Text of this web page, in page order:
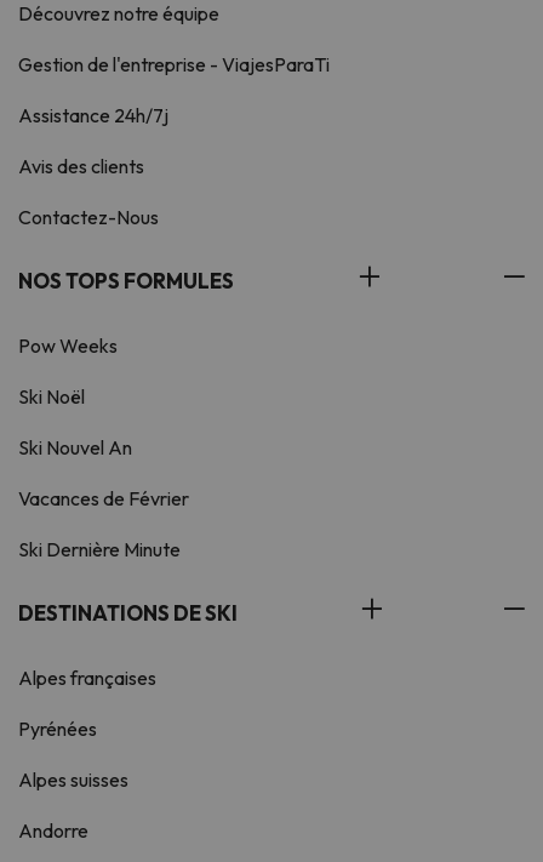
Découvrez notre équipe
Gestion de l'entreprise - ViajesParaTi
Assistance 24h/7j
Avis des clients
Contactez-Nous
NOS TOPS FORMULES
Pow Weeks
Ski Noël
Ski Nouvel An
Vacances de Février
Ski Dernière Minute
DESTINATIONS DE SKI
Alpes françaises
Pyrénées
Alpes suisses
Andorre